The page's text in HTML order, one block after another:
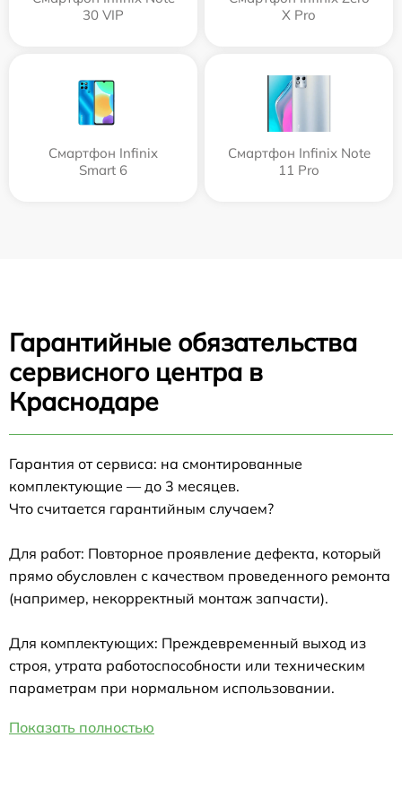
30 VIP
X Pro
Смартфон Infinix
Smart 6
Смартфон Infinix Note
11 Pro
Гарантийные обязательства
сервисного центра в
Краснодаре
Гарантия от сервиса: на смонтированные
комплектующие — до 3 месяцев.
Что считается гарантийным случаем?
Для работ: Повторное проявление дефекта, который
прямо обусловлен с качеством проведенного ремонта
(например, некорректный монтаж запчасти).
Для комплектующих: Преждевременный выход из
строя, утрата работоспособности или техническим
параметрам при нормальном использовании.
Показать полностью